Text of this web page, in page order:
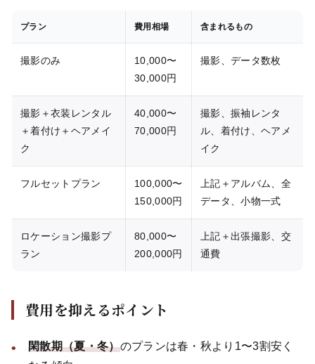
プラン 費用相場 含まれるもの
撮影のみ
10,000〜
30,000円
撮影、データ数枚
撮影＋衣装レンタル
＋着付け＋ヘアメイ
ク
40,000〜
70,000円
撮影、振袖レンタ
ル、着付け、ヘアメ
イク
フルセットプラン
100,000〜
150,000円
上記＋アルバム、全
データ、小物一式
ロケーション撮影プ
ラン
80,000〜
200,000円
上記＋出張撮影、交
通費
費用を抑えるポイント
閑散期（夏・冬）のプランは春・秋より1〜3割安く